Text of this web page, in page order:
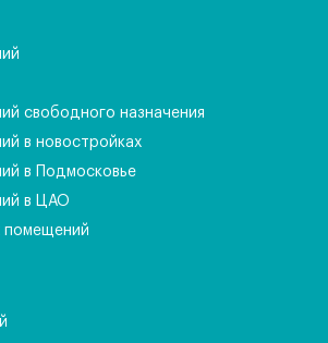
свободного назначения
в новостройках
в Подмосковье
в ЦАО
помещений